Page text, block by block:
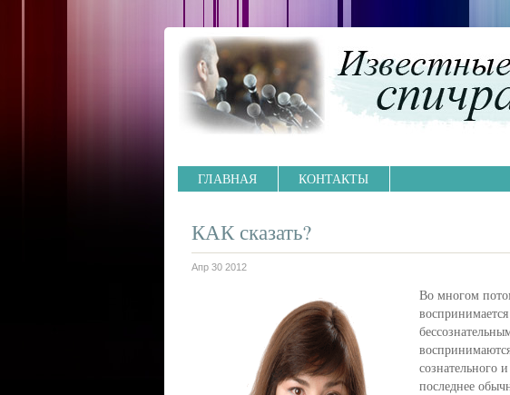
ГЛАВНАЯ КОНТАКТЫ
КАК сказать?
Апр 30 2012
Во многом
сознательного
последнее